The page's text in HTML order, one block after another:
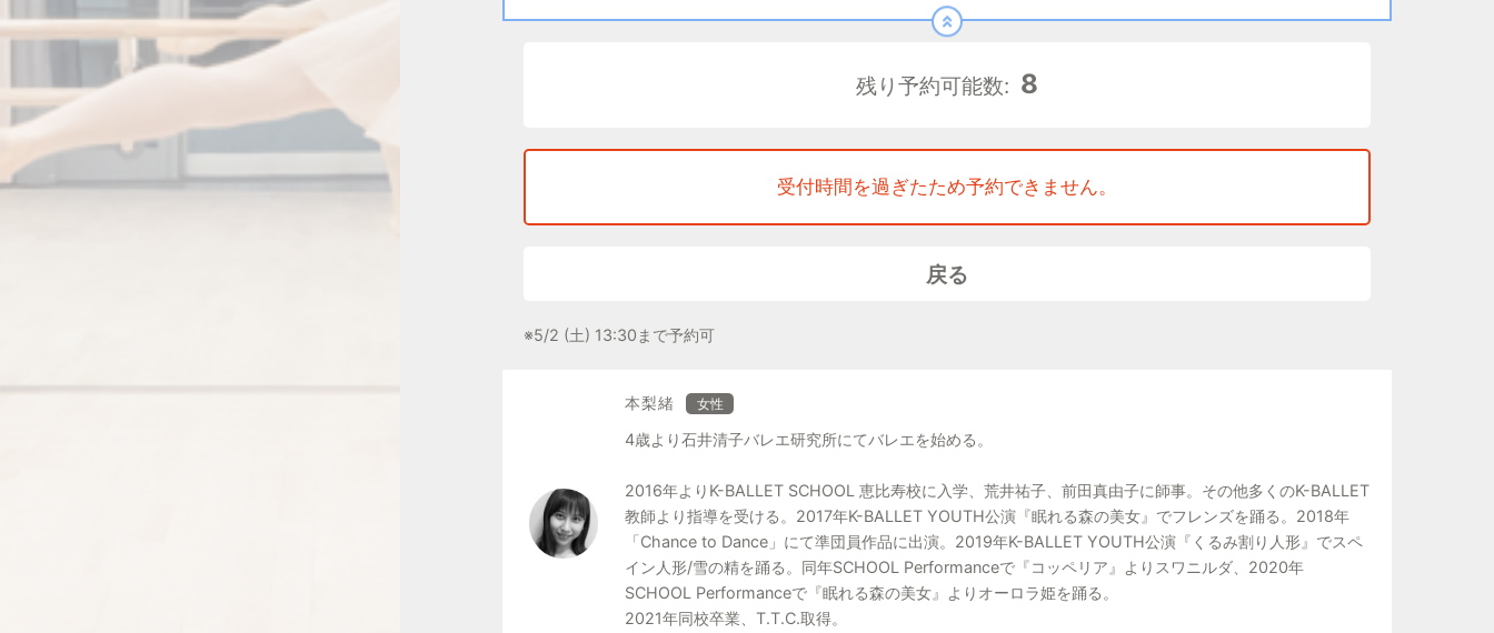
残り予約可能数: 8
受付時間を過ぎたため予約できません。
戻る
※5/2 (土) 13:30まで予約可
本梨緒 女性
4歳より石井清子バレエ研究所にてバレエを始める。
2016年よりK-BALLET SCHOOL 恵比寿校に入学、荒井祐子、前田真由子に師事。その他多くのK-BALLET
教師より指導を受ける。2017年K-BALLET YOUTH公演『眠れる森の美女』でフレンズを踊る。2018年
「Chance to Dance」にて準団員作品に出演。2019年K-BALLET YOUTH公演『くるみ割り人形』でスペ
イン人形/雪の精を踊る。同年SCHOOL Performanceで『コッペリア』よりスワニルダ、2020年
SCHOOL Performanceで『眠れる森の美女』よりオーロラ姫を踊る。
2021年同校卒業、T.T.C.取得。